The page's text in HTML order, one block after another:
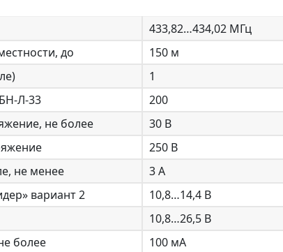
433,82…434,02 МГц
до
150 м
1
Л-33
200
не более
30 В
250 В
не менее
3 А
вариант 2
10,8…14,4 В
10,8…26,5 В
более
100 мА